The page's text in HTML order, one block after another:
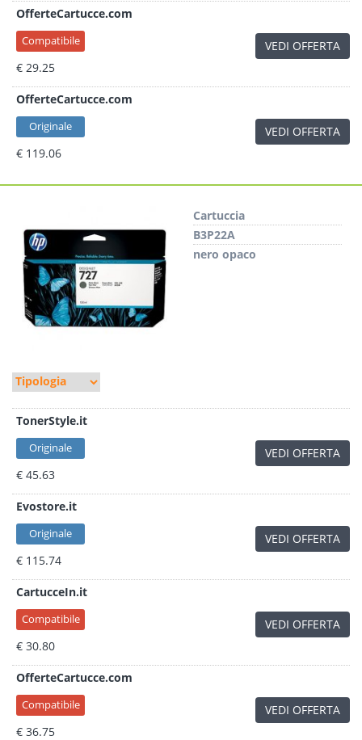
OfferteCartucce.com
Compatibile
€ 29.25
VEDI OFFERTA
OfferteCartucce.com
Originale
€ 119.06
VEDI OFFERTA
Cartuccia
B3P22A
nero opaco
TonerStyle.it
Originale
€ 45.63
VEDI OFFERTA
Evostore.it
Originale
€ 115.74
VEDI OFFERTA
CartucceIn.it
Compatibile
€ 30.80
VEDI OFFERTA
OfferteCartucce.com
Compatibile
€ 36.75
VEDI OFFERTA